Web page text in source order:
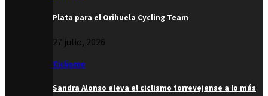
Plata para el Orihuela Cycling Team
27 julio, 2026
Ciclismo
Sandra Alonso eleva el ciclismo torrevejense a lo más